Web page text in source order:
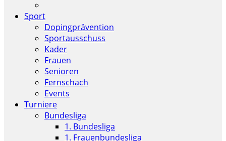
Sport
Dopingprävention
Sportausschuss
Kader
Frauen
Senioren
Fernschach
Events
Turniere
Bundesliga
1. Bundesliga
1. Frauenbundesliga